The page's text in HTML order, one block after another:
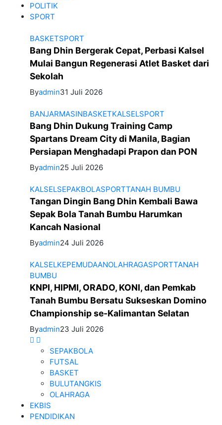
POLITIK
SPORT
BASKETSPORT
Bang Dhin Bergerak Cepat, Perbasi Kalsel
Mulai Bangun Regenerasi Atlet Basket dari
Sekolah
Byadmin31 Juli 2026
BANJARMASINBASKETKALSELSPORT
Bang Dhin Dukung Training Camp
Spartans Dream City di Manila, Bagian
Persiapan Menghadapi Prapon dan PON
Byadmin25 Juli 2026
KALSELSEPAKBOLASPORTTANAH BUMBU
Tangan Dingin Bang Dhin Kembali Bawa
Sepak Bola Tanah Bumbu Harumkan
Kancah Nasional
Byadmin24 Juli 2026
KALSELKEPEMUDAANOLAHRAGASPORTTANAH
BUMBU
KNPI, HIPMI, ORADO, KONI, dan Pemkab
Tanah Bumbu Bersatu Sukseskan Domino
Championship se-Kalimantan Selatan
Byadmin23 Juli 2026
SEPAKBOLA
FUTSAL
BASKET
BULUTANGKIS
OLAHRAGA
EKBIS
PENDIDIKAN